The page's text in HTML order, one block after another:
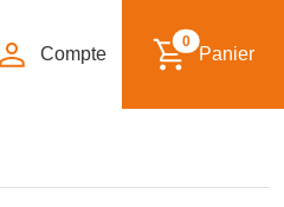
Compte
0
Panier